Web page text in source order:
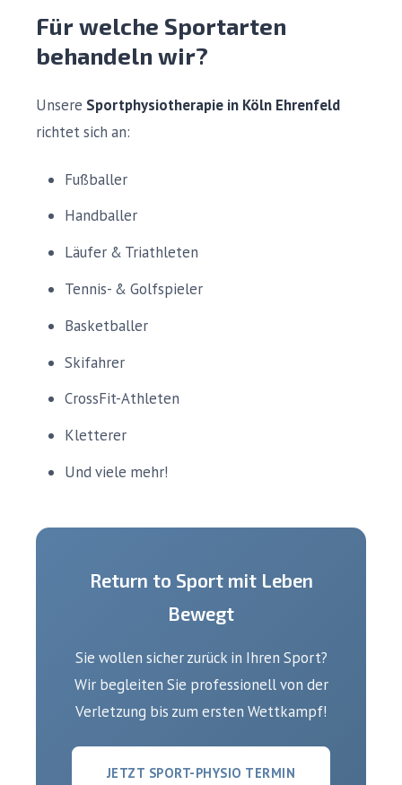
Für welche Sportarten
behandeln wir?
Unsere Sportphysiotherapie in Köln Ehrenfeld
richtet sich an:
Fußballer
Handballer
Läufer & Triathleten
Tennis- & Golfspieler
Basketballer
Skifahrer
CrossFit-Athleten
Kletterer
Und viele mehr!
Return to Sport mit Leben
Bewegt
Sie wollen sicher zurück in Ihren Sport?
Wir begleiten Sie professionell von der
Verletzung bis zum ersten Wettkampf!
JETZT SPORT-PHYSIO TERMIN